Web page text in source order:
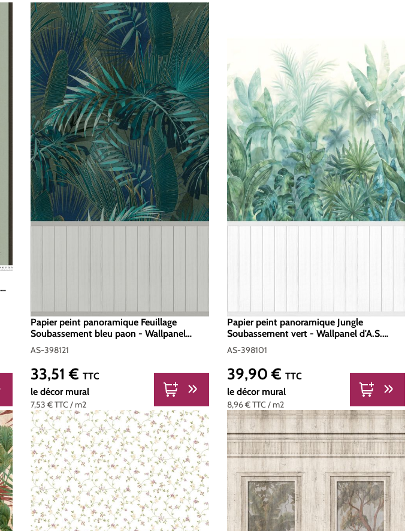
Papier peint panoramique Feuillage
Soubassement bleu paon - Wallpanel
d'A.S. Création | Réf. AS-398121
AS-398121
7,53 €TTC/ m2
Prix régulier :
33,51 €TTC
le décor mural
Papier peint panoramique Jungle
Soubassement vert - Wallpanel d'A.S.
Création | Réf. AS-398101
AS-398101
8,96 €TTC / m2
Prix régulier :
39,90 € TTC
le décor mural